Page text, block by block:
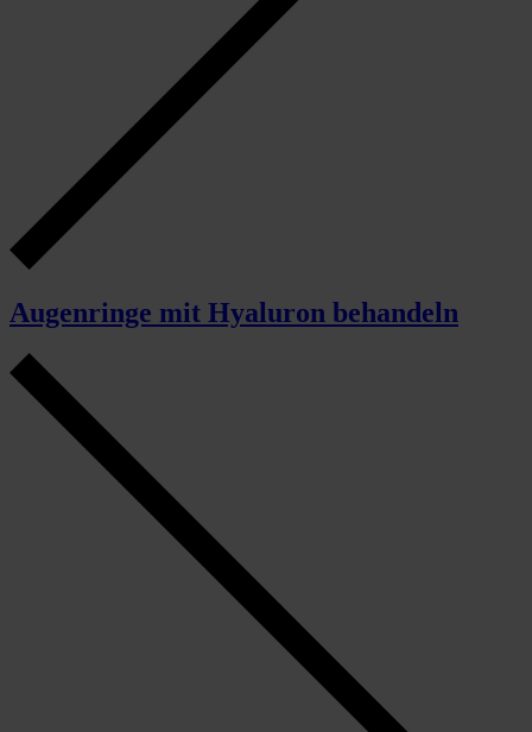
Augenringe mit Hyaluron behandeln